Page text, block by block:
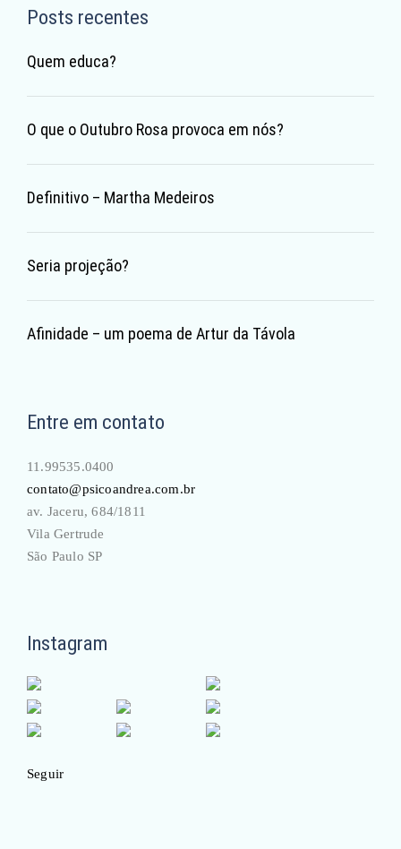
Posts recentes
Quem educa?
O que o Outubro Rosa provoca em nós?
Definitivo – Martha Medeiros
Seria projeção?
Afinidade – um poema de Artur da Távola
Entre em contato
11.99535.0400
contato@psicoandrea.com.br
av. Jaceru, 684/1811
Vila Gertrude
São Paulo SP
Instagram
Seguir